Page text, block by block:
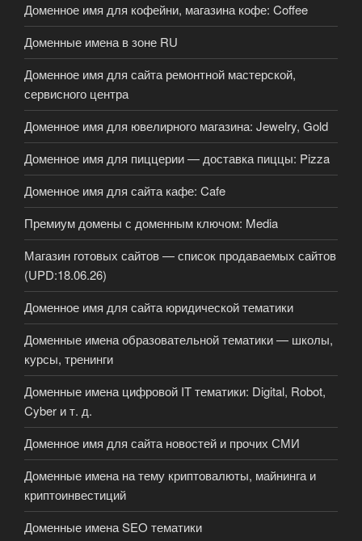
Доменное имя для кофейни, магазина кофе: Coffee
Доменные имена в зоне RU
Доменное имя для сайта ремонтной мастерской,
сервисного центра
Доменное имя для ювелирного магазина: Jewelry, Gold
Доменное имя для пиццерии — доставка пиццы: Pizza
Доменное имя для сайта кафе: Cafe
Премиум домены с доменным ключом: Media
Магазин готовых сайтов — список продаваемых сайтов
(UPD:18.06.26)
Доменное имя для сайта юридической тематики
Доменные имена образовательной тематики — школы,
курсы, тренинги
Доменные имена цифровой IT тематики: Digital, Robot,
Cyber и т. д.
Доменное имя для сайта новостей и прочих СМИ
Доменные имена на тему криптовалюты, майнинга и
криптоинвестиций
Доменные имена SEO тематики